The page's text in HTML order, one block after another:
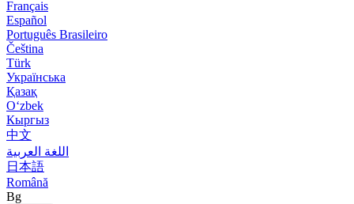
Français
Español
Português Brasileiro
Čeština
Türk
Українська
Қазақ
Оʻzbek
Кыргыз
中文
اللغة العربية
日本語
Română
Bg